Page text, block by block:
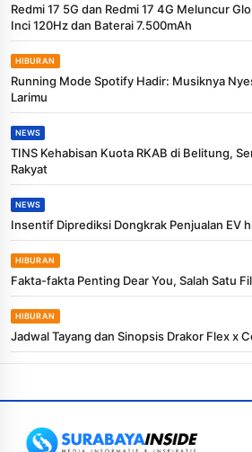
Redmi 17 5G dan Redmi 17 4G Meluncur
Inci 120Hz dan Baterai 7.500mAh
HIBURAN
Running Mode Spotify Hadir: Musiknya
Larimu
NEWS
TINS Kehabisan Kuota RKAB di Belitung,
Rakyat
NEWS
Insentif Diprediksi Dongkrak Penjualan EV
HIBURAN
Fakta-fakta Penting Dear You, Salah Satu
HIBURAN
Jadwal Tayang dan Sinopsis Drakor Flex x